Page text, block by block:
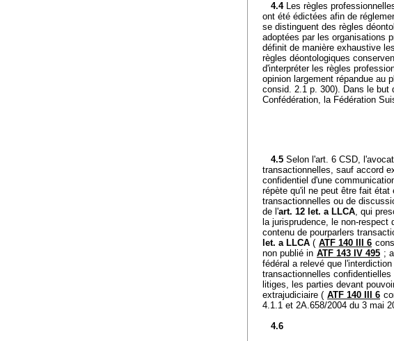
4.4 Les règles
ont été édictées afin de
se distinguent des règles
adoptées par les organisations
définit de manière exhaustive
règles déontologiques
d'interpréter les règles
opinion largement répandue au
consid. 2.1 p. 300). Dans le but
Confédération, la Fédération
4.5 Selon l'art. 6 CSD,
transactionnelles, sauf accord
confidentiel d'une
répète qu'il ne peut être fait état
transactionnelles ou de
de l'art. 12 let. a LLCA, qui
la jurisprudence, le non-
contenu de pourparlers
let. a LLCA ( ATF 140 III 6
non publié in ATF 143 IV 495 ;
fédéral a relevé que
transactionnelles
litiges, les parties devant
extrajudiciaire ( ATF 140 III 6
4.1.1 et 2A.658/2004 du 3 mai
4.6